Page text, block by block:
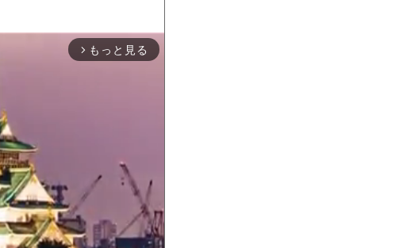
arrow_forward_ios もっと見る